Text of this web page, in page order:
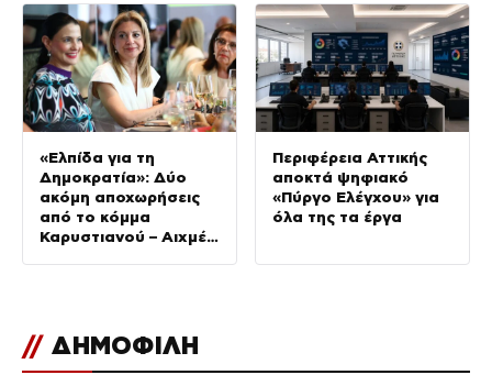
«Ελπίδα για τη
Δημοκρατία»: Δύο
ακόμη αποχωρήσεις
από το κόμμα
Καρυστιανού – Αιχμές
Περιφέρεια Αττικής
αποκτά ψηφιακό
«Πύργο Ελέγχου» για
όλα της τα έργα
// ΔΗΜΟΦΙΛΗ